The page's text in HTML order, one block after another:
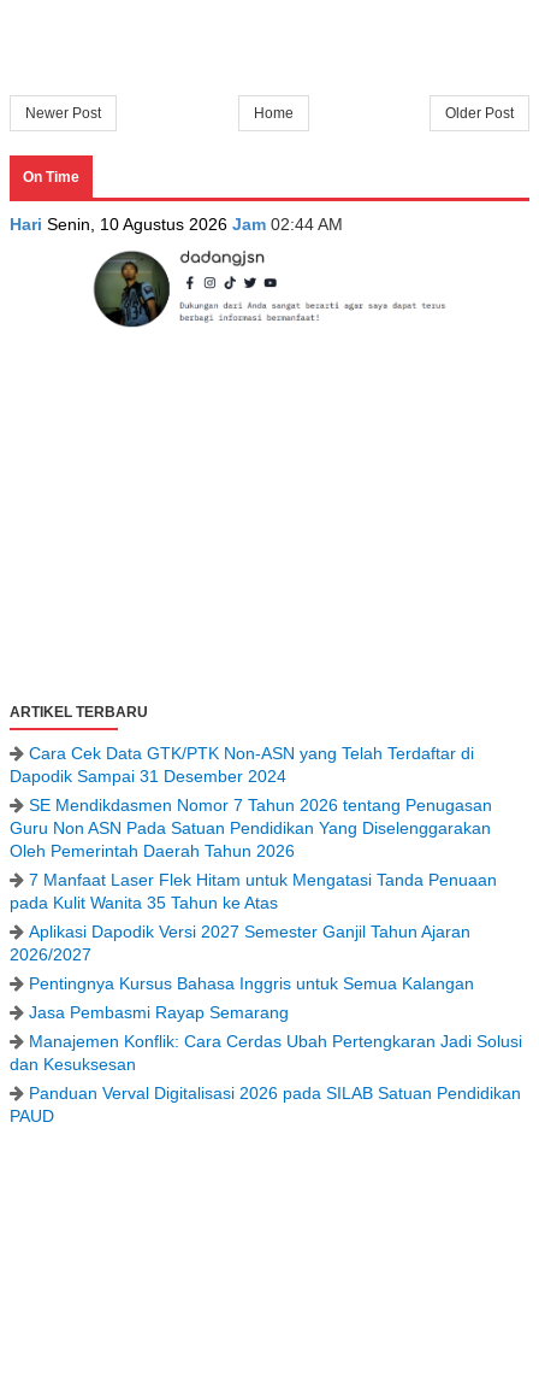
Newer Post Older Post
Home
On Time
Hari Senin, 10 Agustus 2026 Jam 02:44 AM
ARTIKEL TERBARU
Cara Cek Data GTK/PTK Non-ASN yang Telah Terdaftar di
Dapodik Sampai 31 Desember 2024
SE Mendikdasmen Nomor 7 Tahun 2026 tentang Penugasan
Guru Non ASN Pada Satuan Pendidikan Yang Diselenggarakan
Oleh Pemerintah Daerah Tahun 2026
7 Manfaat Laser Flek Hitam untuk Mengatasi Tanda Penuaan
pada Kulit Wanita 35 Tahun ke Atas
Aplikasi Dapodik Versi 2027 Semester Ganjil Tahun Ajaran
2026/2027
Pentingnya Kursus Bahasa Inggris untuk Semua Kalangan
Jasa Pembasmi Rayap Semarang
Manajemen Konflik: Cara Cerdas Ubah Pertengkaran Jadi Solusi
dan Kesuksesan
Panduan Verval Digitalisasi 2026 pada SILAB Satuan Pendidikan
PAUD